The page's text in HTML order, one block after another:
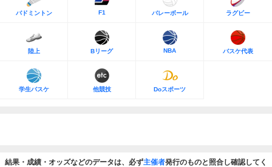
バドミントン F1 バレーボール ラグビー
陸上 Bリーグ NBA バスケ代表
学生バスケ 他競技 Doスポーツ
結果・成績・オッズなどのデータは、必ず主催者発行のものと照合し確認してく